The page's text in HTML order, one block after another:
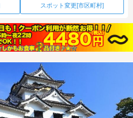
スポット変更[市区町村]